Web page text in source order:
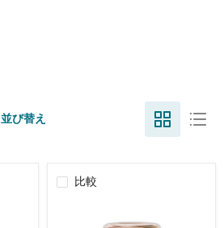
並び替え
比較